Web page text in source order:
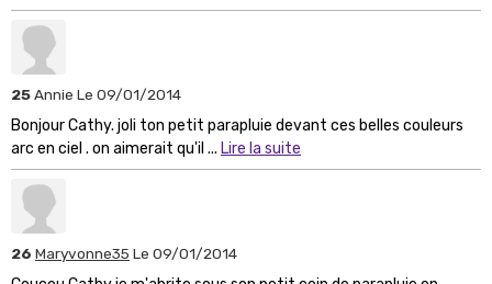
25Annie Le 09/01/2014
Bonjour Cathy. joli ton petit parapluie devant ces belles couleurs
arc en ciel . on aimerait qu'il ... Lire la suite
26 Maryvonne35 Le 09/01/2014